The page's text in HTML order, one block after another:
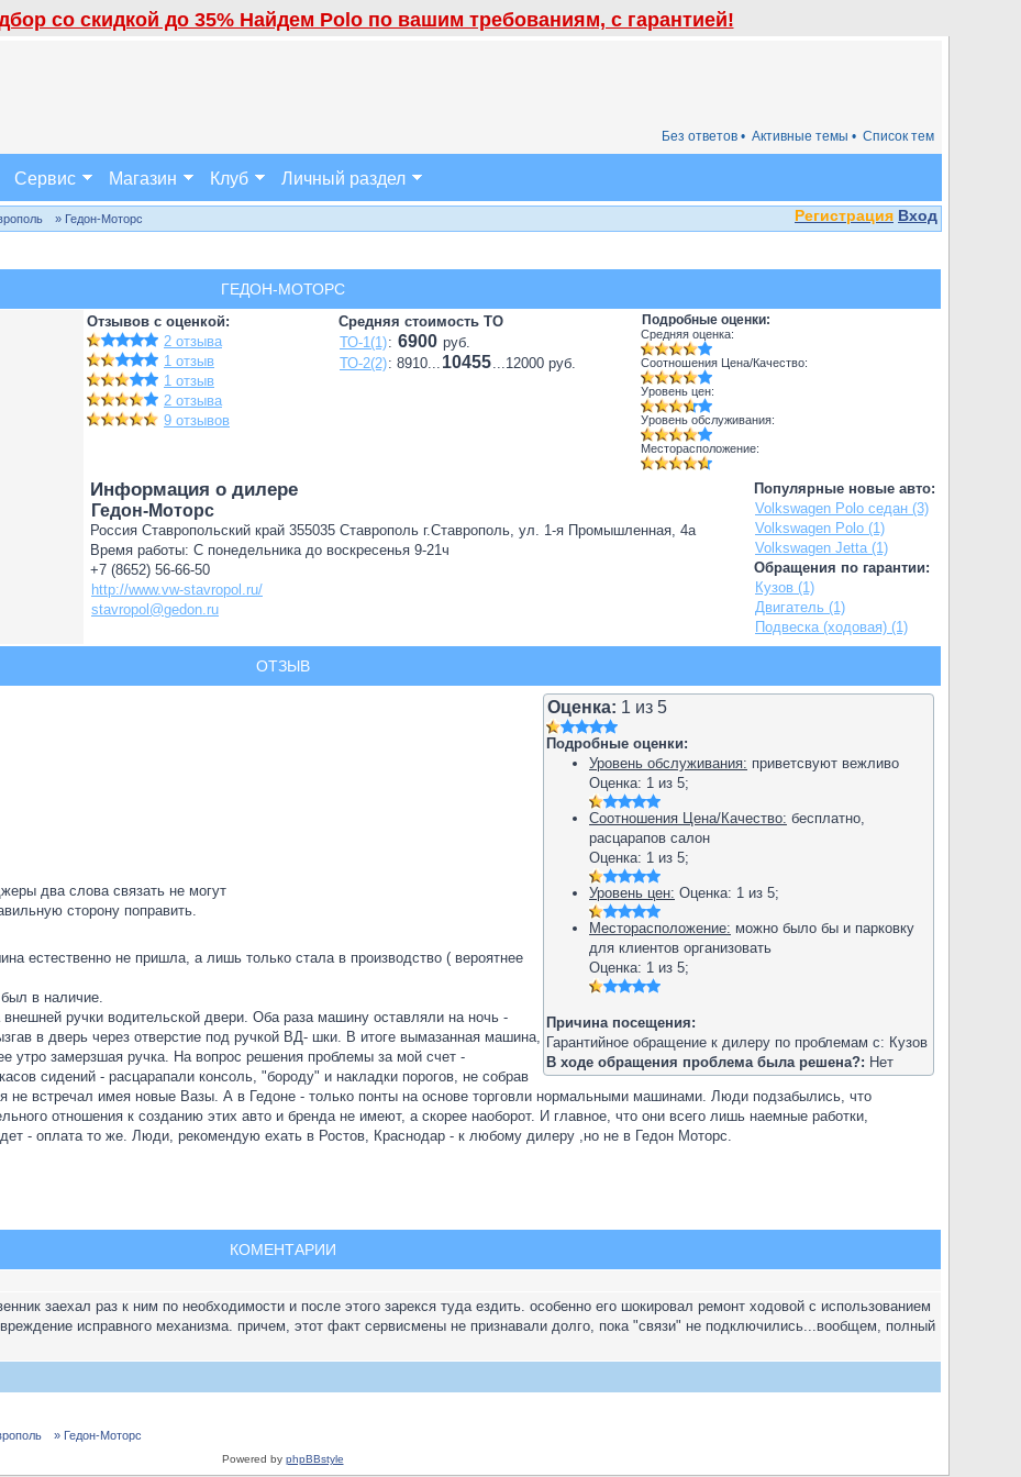
со скидкой до 35% Найдем Polo по вашим требованиям, с гарантией!
Список тем
Активные темы •
Без ответов •
Сервис Магазин Клуб Личный раздел
Регистрация Вход
» Гедон-Моторс
ГЕДОН-МОТОРС
Отзывов с оценкой:
2 отзыва
1 отзыв
1 отзыв
2 отзыва
9 отзывов
Средняя стоимость ТО
ТО-1(1): 6900 руб.
ТО-2(2): 8910... 10455...12000 руб.
Подробные оценки:
Средняя оценка:
Соотношения Цена/Качество:
Уровень цен:
Уровень обслуживания:
Месторасположение:
Популярные новые авто:
Volkswagen Polo седан (3)
Volkswagen Polo (1)
Volkswagen Jetta (1)
Обращения по гарантии:
Кузов (1)
Двигатель (1)
Подвеска (ходовая) (1)
Информация о дилере
Гедон-Моторс
Россия Ставропольский край 355035 Ставрополь г.Ставрополь, ул. 1-я Промышленная, 4а
Время работы: С понедельника до воскресенья 9-21ч
+7 (8652) 56-66-50
http://www.vw-stavropol.ru/
stavropol@gedon.ru
ОТЗЫВ
Оценка: 1 из 5
Подробные оценки:
Уровень обслуживания: приветсвуют вежливо
Оценка: 1 из 5;
Соотношения Цена/Качество: бесплатно,
расцарапов салон
Оценка: 1 из 5;
Уровень цен: Оценка: 1 из 5;
Месторасположение: можно было бы и парковку
для клиентов организовать
Оценка: 1 из 5;
Причина посещения:
Гарантийное обращение к дилеру по проблемам с: Кузов
В ходе обращения проблема была решена?: Нет
два слова связать не могут
сторону поправить.
естественно не пришла, а лишь только стала в производство ( вероятнее
в наличие.
ручки водительской двери. Оба раза машину оставляли на ночь -
в дверь через отверстие под ручкой ВД- шки. В итоге вымазанная машина,
утро замерзшая ручка. На вопрос решения проблемы за мой счет -
сидений - расцарапали консоль, "бороду" и накладки порогов, не собрав
не встречал имея новые Вазы. А в Гедоне - только понты на основе торговли нормальными машинами. Люди подзабылись, что
отношения к созданию этих авто и бренда не имеют, а скорее наоборот. И главное, что они всего лишь наемные работки,
- оплата то же. Люди, рекомендую ехать в Ростов, Краснодар - к любому дилеру ,но не в Гедон Моторс.
КОМЕНТАРИИ
заехал раз к ним по необходимости и после этого зарекся туда ездить. особенно его шокировал ремонт ходовой с использованием
исправного механизма. причем, этот факт сервисмены не признавали долго, пока "связи" не подключились...вообщем, полный
» Гедон-Моторс
Powered by phpBBstyle